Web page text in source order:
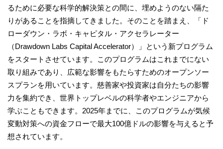
るために必要な科学的解決策との間に、埋めようのない隔た
りがあることを指摘してきました。そのことを踏まえ、「ド
ローダウン・ラボ・キャピタル・アクセラレーター
（Drawdown Labs Capital Accelerator）」という新プログラム
をスタートさせています。このプログラムはこれまでにない
取り組みであり、広範な影響をもたらすためのオープンソー
スプランを用いています。慈善家や投資家は自分たちの影響
力を集約でき、世界トップレベルの科学者やエンジニアから
学ぶこともできます。2025年までに、このプログラムが気候
変動対策への資金フローで最大100億ドルの影響を与えると予
想されています。